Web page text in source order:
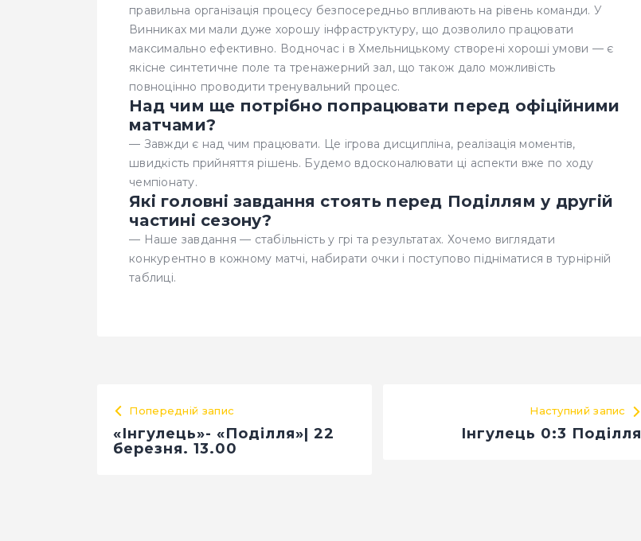
правильна організація процесу безпосередньо впливають на рівень команди. У
Винниках ми мали дуже хорошу інфраструктуру, що дозволило працювати
максимально ефективно. Водночас і в Хмельницькому створені хороші умови — є
якісне синтетичне поле та тренажерний зал, що також дало можливість
повноцінно проводити тренувальний процес.
Над чим ще потрібно попрацювати перед офіційними
матчами?
— Завжди є над чим працювати. Це ігрова дисципліна, реалізація моментів,
швидкість прийняття рішень. Будемо вдосконалювати ці аспекти вже по ходу
чемпіонату.
Які головні завдання стоять перед Поділлям у другій
частині сезону?
— Наше завдання — стабільність у грі та результатах. Хочемо виглядати
конкурентно в кожному матчі, набирати очки і поступово підніматися в турнірній
таблиці.
Попередній запис
«Інгулець»- «Поділля»| 22
березня. 13.00
Наступний запис
Інгулець 0:3 Поділля